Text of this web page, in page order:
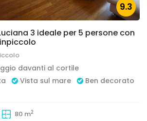
9.3
3 ideale per 5 persone con
davanti al cortile
Vista sul mare
Ben decorato
80 m2